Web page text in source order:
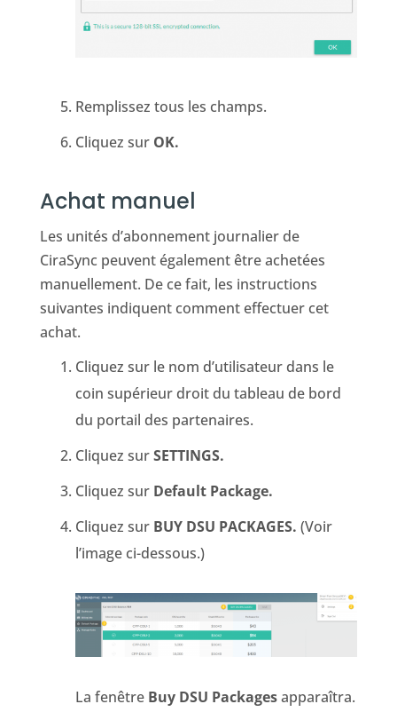
Remplissez tous les champs.
Cliquez sur OK.
Achat manuel
Les unités d’abonnement journalier de
CiraSync peuvent également être achetées
manuellement. De ce fait, les instructions
suivantes indiquent comment effectuer cet
achat.
Cliquez sur le nom d’utilisateur dans le
coin supérieur droit du tableau de bord
du portail des partenaires.
Cliquez surSETTINGS.
Cliquez sur Default Package.
Cliquez sur BUY DSU PACKAGES. (Voir
l’image ci-dessous.)
La fenêtre Buy DSU Packagesapparaîtra.